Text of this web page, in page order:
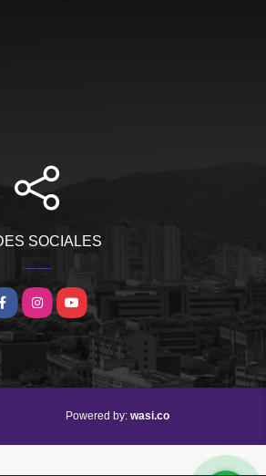
SOCIALES
InstagramYouTube
Powered by: wasi.co